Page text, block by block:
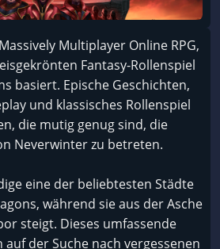
Multiplayer Online RPG,
Fantasy-Rollenspiel
basiert. Epische Geschichten,
und klassisches Rollenspiel
die mutig genug sind, die
Neverwinter zu betreten.
eine der beliebtesten Städte
während sie aus der Asche
steigt. Dieses umfassende
auf der Suche nach vergessenen